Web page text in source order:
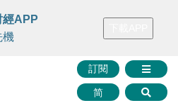
FINMETA 財華證券 媒體矩陣
訂閱
简
經APP
機